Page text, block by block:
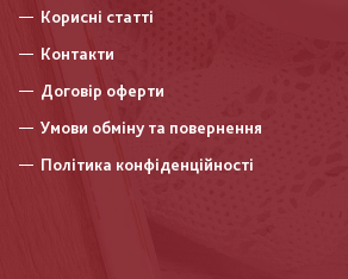
Корисні статті
Контакти
Договір оферти
Умови обміну та повернення
Політика конфіденційності